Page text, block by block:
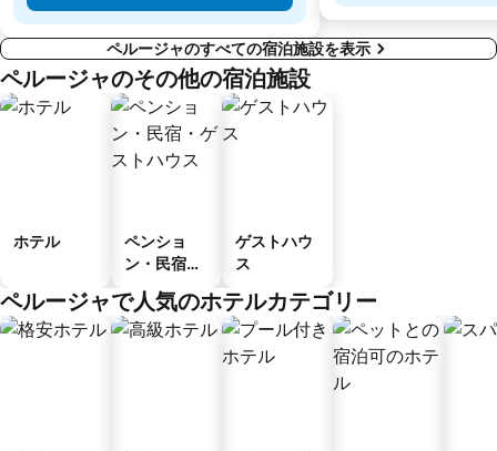
ペルージャのすべての宿泊施設を表示
ペルージャのその他の宿泊施設
ホテル
ペンショ
ン・民宿・
ス
ゲストハウ
ス
ペルージャで人気のホテルカテゴリー